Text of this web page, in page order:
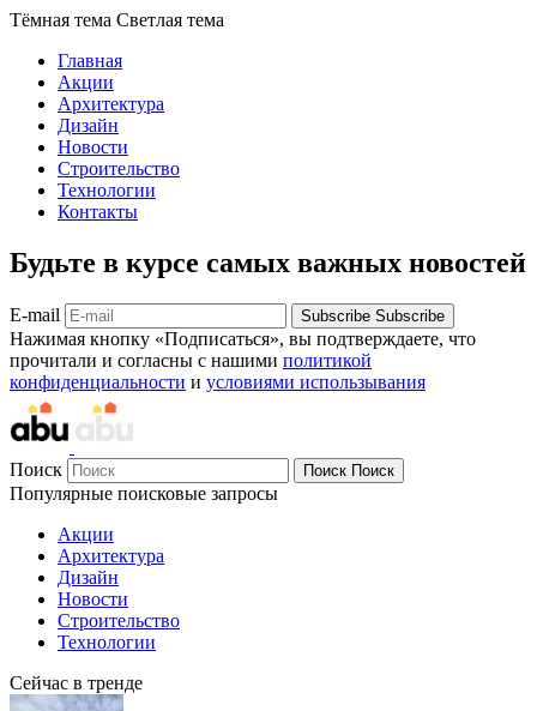
Тёмная тема Светлая тема
Главная
Акции
Архитектура
Дизайн
Новости
Строительство
Технологии
Контакты
Будьте в курсе самых важных новостей
E-mail Subscribe Subscribe
Нажимая кнопку «Подписаться», вы подтверждаете, что
прочитали и согласны с нашими политикой
конфиденциальности и условиями использывания
Поиск Поиск Поиск
Популярные поисковые запросы
Акции
Архитектура
Дизайн
Новости
Строительство
Технологии
Сейчас в тренде